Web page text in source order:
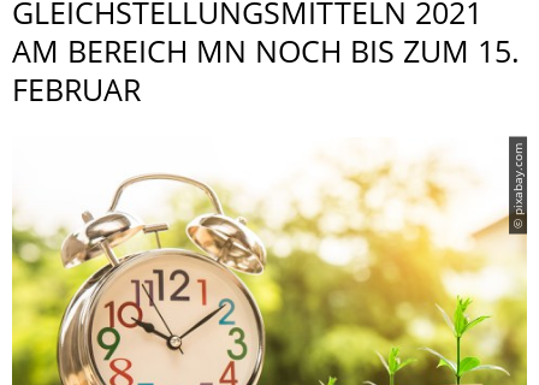
GLEICHSTEL­LUNGSMITTELN 2021
AM BEREICH MN NOCH BIS ZUM 15.
FEBRUAR
© pixabay.com